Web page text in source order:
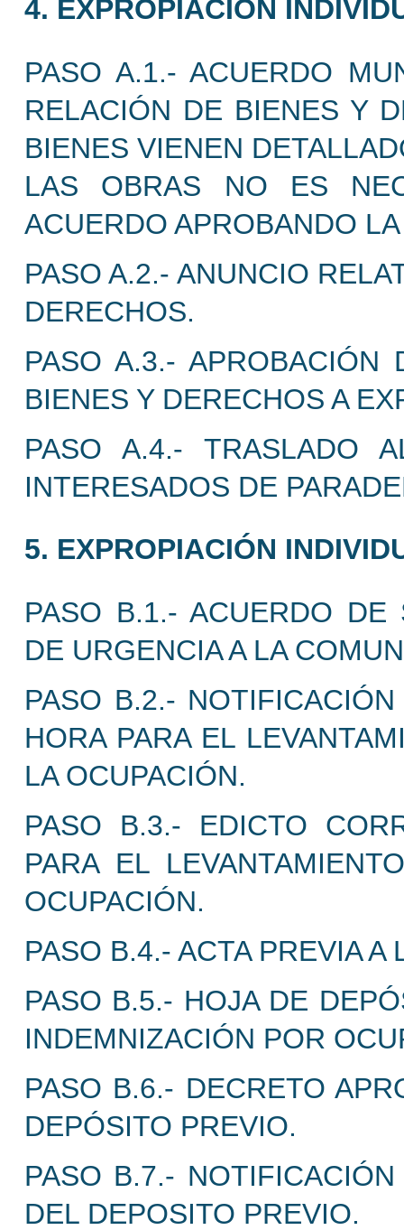
4. EXPROPIACIÓN
PASO A.1.- ACUERDO
RELACIÓN DE BIENES Y
BIENES VIENEN
LAS OBRAS NO ES
ACUERDO APROBANDO
PASO A.2.- ANUNCIO
DERECHOS.
PASO A.3.- APROBACIÓN
BIENES Y DERECHOS A
PASO A.4.- TRASLADO
INTERESADOS DE
5. EXPROPIACIÓN
PASO B.1.- ACUERDO DE
DE URGENCIA A LA
PASO B.2.-
HORA PARA EL
LA OCUPACIÓN.
PASO B.3.- EDICTO
PARA EL
OCUPACIÓN.
PASO B.4.- ACTA PREVIA
PASO B.5.- HOJA DE
INDEMNIZACIÓN POR
PASO B.6.- DECRETO
DEPÓSITO PREVIO.
PASO B.7.-
DEL DEPOSITO PREVIO.